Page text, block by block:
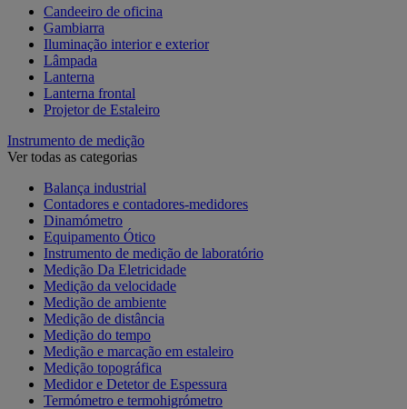
Candeeiro de oficina
Gambiarra
Iluminação interior e exterior
Lâmpada
Lanterna
Lanterna frontal
Projetor de Estaleiro
Instrumento de medição
Ver todas as categorias
Balança industrial
Contadores e contadores-medidores
Dinamómetro
Equipamento Ótico
Instrumento de medição de laboratório
Medição Da Eletricidade
Medição da velocidade
Medição de ambiente
Medição de distância
Medição do tempo
Medição e marcação em estaleiro
Medição topográfica
Medidor e Detetor de Espessura
Termómetro e termohigrómetro